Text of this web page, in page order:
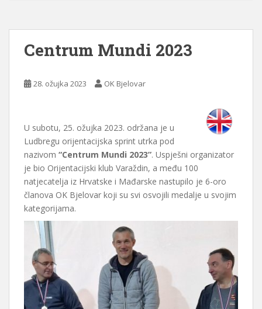
Centrum Mundi 2023
28. ožujka 2023 OK Bjelovar
U subotu, 25. ožujka 2023. održana je u
Ludbregu orijentacijska sprint utrka pod
nazivom “Centrum Mundi 2023”. Uspješni organizator
je bio Orijentacijski klub Varaždin, a među 100
natjecatelja iz Hrvatske i Mađarske nastupilo je 6-oro
članova OK Bjelovar koji su svi osvojili medalje u svojim
kategorijama.